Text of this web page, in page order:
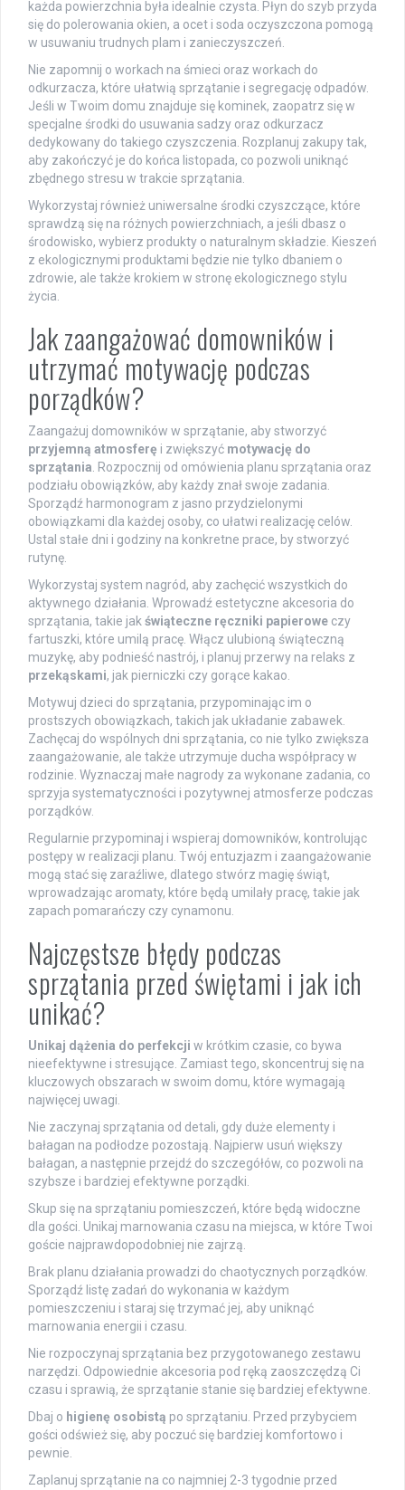
każda powierzchnia była idealnie czysta. Płyn do szyb przyda
się do polerowania okien, a ocet i soda oczyszczona pomogą
w usuwaniu trudnych plam i zanieczyszczeń.
Nie zapomnij o workach na śmieci oraz workach do
odkurzacza, które ułatwią sprzątanie i segregację odpadów.
Jeśli w Twoim domu znajduje się kominek, zaopatrz się w
specjalne środki do usuwania sadzy oraz odkurzacz
dedykowany do takiego czyszczenia. Rozplanuj zakupy tak,
aby zakończyć je do końca listopada, co pozwoli uniknąć
zbędnego stresu w trakcie sprzątania.
Wykorzystaj również uniwersalne środki czyszczące, które
sprawdzą się na różnych powierzchniach, a jeśli dbasz o
środowisko, wybierz produkty o naturalnym składzie. Kieszeń
z ekologicznymi produktami będzie nie tylko dbaniem o
zdrowie, ale także krokiem w stronę ekologicznego stylu
życia.
Jak zaangażować domowników i
utrzymać motywację podczas
porządków?
Zaangażuj domowników w sprzątanie, aby stworzyć
przyjemną atmosferę i zwiększyć motywację do
sprzątania. Rozpocznij od omówienia planu sprzątania oraz
podziału obowiązków, aby każdy znał swoje zadania.
Sporządź harmonogram z jasno przydzielonymi
obowiązkami dla każdej osoby, co ułatwi realizację celów.
Ustal stałe dni i godziny na konkretne prace, by stworzyć
rutynę.
Wykorzystaj system nagród, aby zachęcić wszystkich do
aktywnego działania. Wprowadź estetyczne akcesoria do
sprzątania, takie jakświąteczne ręczniki papierowe czy
fartuszki, które umilą pracę. Włącz ulubioną świąteczną
muzykę, aby podnieść nastrój, i planuj przerwy na relaks z
przekąskami, jak pierniczki czy gorące kakao.
Motywuj dzieci do sprzątania, przypominając im o
prostszych obowiązkach, takich jak układanie zabawek.
Zachęcaj do wspólnych dni sprzątania, co nie tylko zwiększa
zaangażowanie, ale także utrzymuje ducha współpracy w
rodzinie. Wyznaczaj małe nagrody za wykonane zadania, co
sprzyja systematyczności i pozytywnej atmosferze podczas
porządków.
Regularnie przypominaj i wspieraj domowników, kontrolując
postępy w realizacji planu. Twój entuzjazm i zaangażowanie
mogą stać się zaraźliwe, dlatego stwórz magię świąt,
wprowadzając aromaty, które będą umilały pracę, takie jak
zapach pomarańczy czy cynamonu.
Najczęstsze błędy podczas
sprzątania przed świętami i jak ich
unikać?
Unikaj dążenia do perfekcji w krótkim czasie, co bywa
nieefektywne i stresujące. Zamiast tego, skoncentruj się na
kluczowych obszarach w swoim domu, które wymagają
najwięcej uwagi.
Nie zaczynaj sprzątania od detali, gdy duże elementy i
bałagan na podłodze pozostają. Najpierw usuń większy
bałagan, a następnie przejdź do szczegółów, co pozwoli na
szybsze i bardziej efektywne porządki.
Skup się na sprzątaniu pomieszczeń, które będą widoczne
dla gości. Unikaj marnowania czasu na miejsca, w które Twoi
goście najprawdopodobniej nie zajrzą.
Brak planu działania prowadzi do chaotycznych porządków.
Sporządź listę zadań do wykonania w każdym
pomieszczeniu i staraj się trzymać jej, aby uniknąć
marnowania energii i czasu.
Nie rozpoczynaj sprzątania bez przygotowanego zestawu
narzędzi. Odpowiednie akcesoria pod ręką zaoszczędzą Ci
czasu i sprawią, że sprzątanie stanie się bardziej efektywne.
Dbaj o higienę osobistą po sprzątaniu. Przed przybyciem
gości odśwież się, aby poczuć się bardziej komfortowo i
pewnie.
Zaplanuj sprzątanie na co najmniej 2-3 tygodnie przed